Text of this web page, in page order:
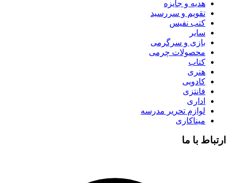
هدیه و جایزه
تقویم و سررسید
کتب نفیس
سایر
بازی و سرگرمی
محصولات چرمی
کتاب
هنری
کادویی
فانتزی
اداری
لوازم تحریر مدرسه
میناکاری
ارتباط با ما